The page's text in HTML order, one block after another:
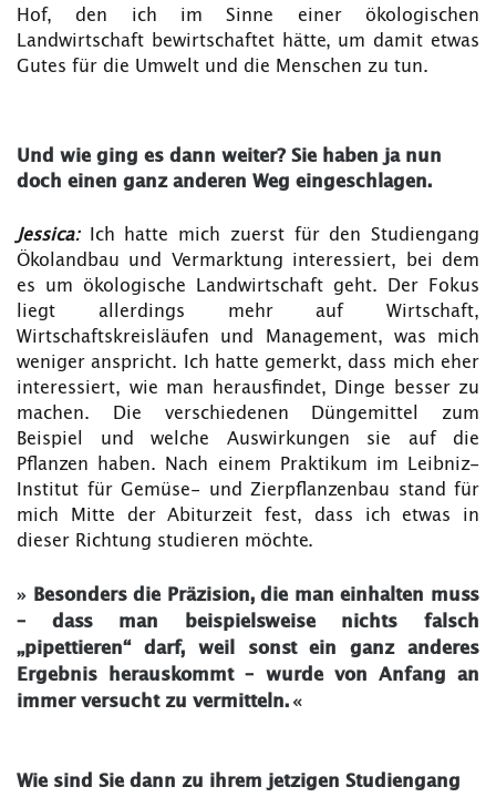
Hof, den ich im Sinne einer ökologischen
Landwirtschaft bewirtschaftet hätte, um damit etwas
Gutes für die Umwelt und die Menschen zu tun.
Und wie ging es dann weiter? Sie haben ja nun
doch einen ganz anderen Weg eingeschlagen.
Jessica:Ich hatte mich zuerst für den Studiengang
Ökolandbau und Vermarktung interessiert, bei dem
es um ökologische Landwirtschaft geht. Der Fokus
liegt allerdings mehr auf Wirtschaft,
Wirtschaftskreisläufen und Management, was mich
weniger anspricht. Ich hatte gemerkt, dass mich eher
interessiert, wie man herausfindet, Dinge besser zu
machen. Die verschiedenen Düngemittel zum
Beispiel und welche Auswirkungen sie auf die
Pflanzen haben. Nach einem Praktikum im Leibniz-
Institut für Gemüse- und Zierpflanzenbau stand für
mich Mitte der Abiturzeit fest, dass ich etwas in
dieser Richtung studieren möchte.
» Besonders die Präzision, die man einhalten muss
– dass man beispielsweise nichts falsch
„pipettieren“ darf, weil sonst ein ganz anderes
Ergebnis herauskommt – wurde von Anfang an
immer versucht zu vermitteln. «
Wie sind Sie dann zu ihrem jetzigen Studiengang